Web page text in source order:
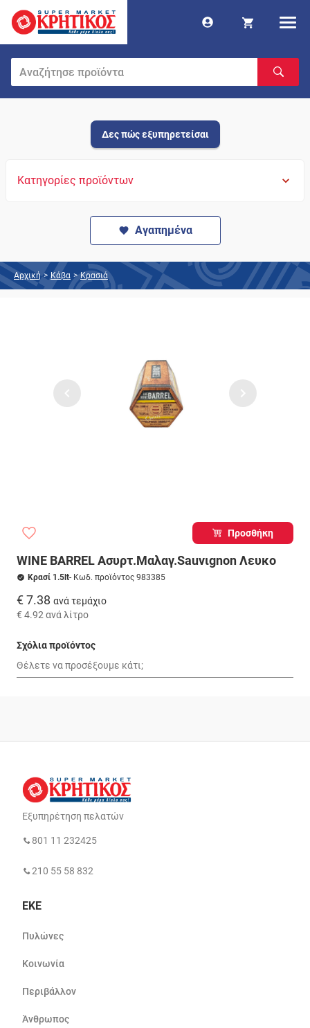
Δες πώς εξυπηρετείσαι
Κατηγορίες προϊόντων
Αγαπημένα
Αρχική > Κάβα > Κρασιά
Προσθήκη
WINE BARREL Ασυρτ.Μαλαγ.Sauvιgnon Λευκο
Κρασί 1.5lt- Κωδ. προϊόντος 983385
€ 7.38 ανά τεμάχιο
€ 4.92 ανά λίτρο
Σχόλια προϊόντος
Εξυπηρέτηση πελατών
801 11 232425
210 55 58 832
ΕΚΕ
Πυλώνες
Κοινωνία
Περιβάλλον
Άνθρωπος